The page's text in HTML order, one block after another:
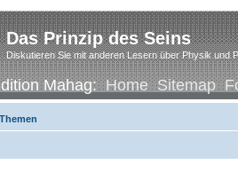
Das Prinzip des Seins
Diskutieren Sie mit anderen Lesern über Physik und
Mahag:Home Sitemap